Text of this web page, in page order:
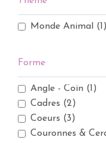
Monde Animal (1)
Forme
Angle - Coin (1)
Cadres (2)
Coeurs (3)
Couronnes &